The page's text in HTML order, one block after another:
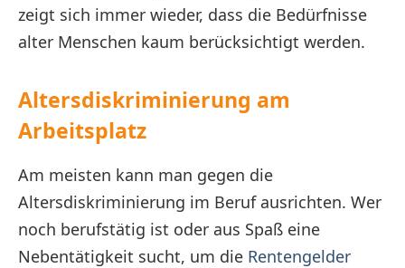
zeigt sich immer wieder, dass die Bedürfnisse
alter Menschen kaum berücksichtigt werden.
Altersdiskriminierung am
Arbeitsplatz
Am meisten kann man gegen die
Altersdiskriminierung im Beruf ausrichten. Wer
noch berufstätig ist oder aus Spaß eine
Nebentätigkeit sucht, um die Rentengelder